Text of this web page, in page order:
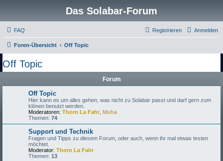
Das Solabar-Forum
FAQ Anmelden
Registrieren
Foren-Übersicht Off Topic
Off Topic
Forum
Off Topic
Hier kann es um alles gehen, was nicht zu Solabar passt und darf gern zum
klönen benutzt werden.
Moderatoren: Thorn La Fahr, Moha
Themen: 74
Support und Technik
Fragen und Tipps zu diesem Forum, oder auch, wenn ihr mal etwas testen
möchtet.
Moderator: Thorn La Fahr
Themen: 13